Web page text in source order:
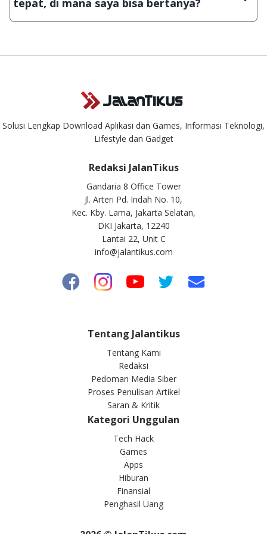
aplikasi & games tidak dapat tercapai dalam waktu yang
singkat.
tepat, di mana saya bisa bertanya?
Kami dengan senang hati menjawab setiap pertanyaan yang
Solusi Lengkap Download Aplikasi dan Games, Informasi Teknologi,
Lifestyle dan Gadget
Redaksi JalanTikus
Gandaria 8 Office Tower
Jl. Arteri Pd. Indah No. 10,
Kec. Kby. Lama, Jakarta Selatan,
DKI Jakarta, 12240
Lantai 22, Unit C
info@jalantikus.com
Tentang Jalantikus
Tentang Kami
Redaksi
Pedoman Media Siber
Proses Penulisan Artikel
Saran & Kritik
Kategori Unggulan
Tech Hack
Games
Apps
Hiburan
Finansial
Penghasil Uang